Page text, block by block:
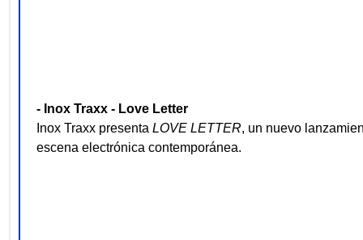
- Inox Traxx - Love Letter
Inox Traxx presenta LOVE LETTER, un nuevo
escena electrónica contemporánea.